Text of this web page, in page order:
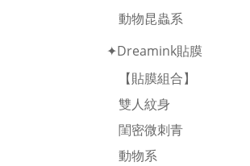
動物昆蟲系
✦Dreamink貼膜
【貼膜組合】
雙人紋身
閨密微刺青
動物系